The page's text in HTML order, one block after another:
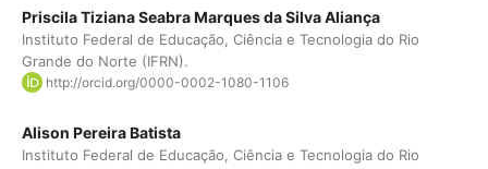
Priscila Tiziana Seabra Marques da Silva Aliança
Instituto Federal de Educação, Ciência e Tecnologia do Rio
Grande do Norte (IFRN).
http://orcid.org/0000-0002-1080-1106
Alison Pereira Batista
Instituto Federal de Educação, Ciência e Tecnologia do Rio